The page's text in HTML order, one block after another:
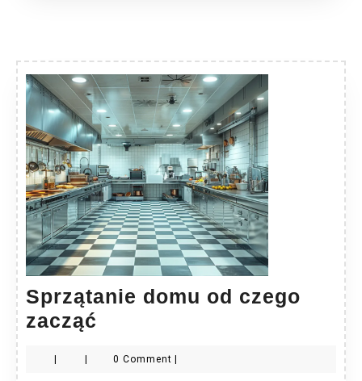
Sprzątanie domu od czego
zacząć
od
| | 0 Comment |